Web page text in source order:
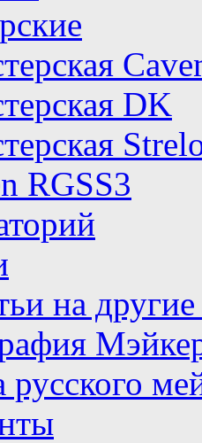
DK
RGSS3
на